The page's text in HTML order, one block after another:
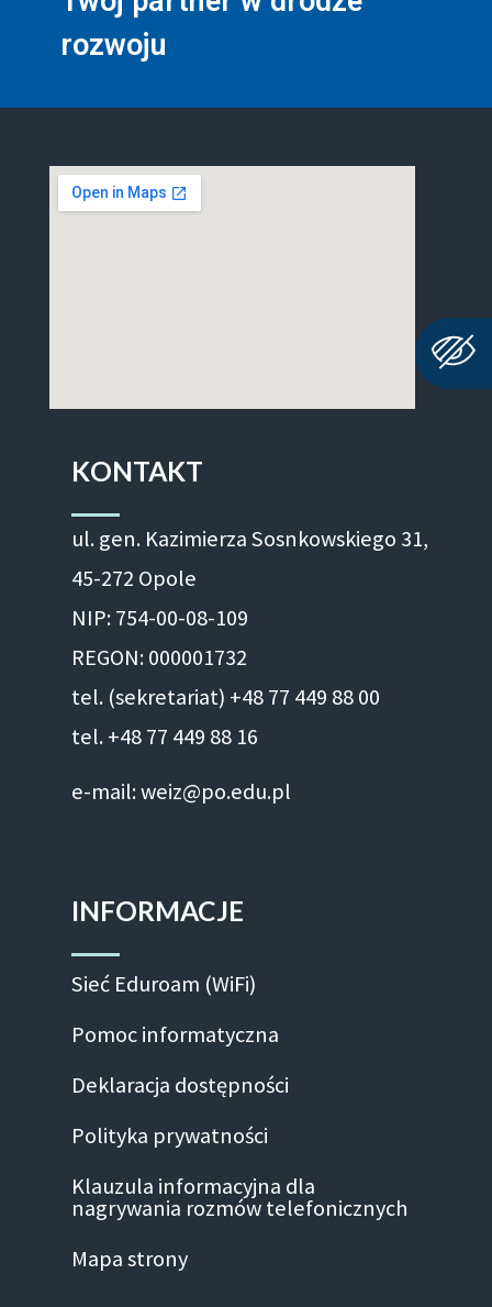
rozwoju
KONTAKT
ul. gen. Kazimierza Sosnkowskiego 31,
45-272 Opole
NIP: 754-00-08-109
REGON: 000001732
tel. (sekretariat) +48 77 449 88 00
tel. +48 77 449 88 16
e-mail: weiz@po.edu.pl
INFORMACJE
Sieć Eduroam (WiFi)
Pomoc informatyczna
Deklaracja dostępności
Polityka prywatności
Klauzula informacyjna dla
nagrywania rozmów telefonicznych
Mapa strony